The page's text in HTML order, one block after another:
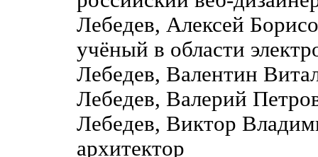
Лебедев, Алексей
учёный в области
Лебедев, Валентин
Лебедев, Валерий
Лебедев, Виктор
архитектор